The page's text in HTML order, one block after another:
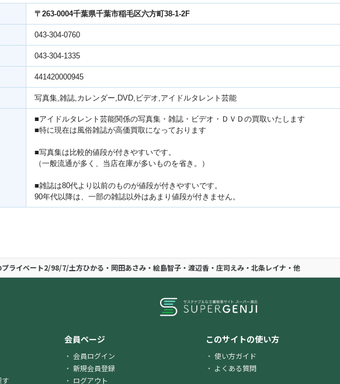
〒263-0004千葉県千葉市稲毛区六方町38-1-2F
043-304-0760
043-304-1335
441420000945
写真集,雑誌,カレンダー,DVD,ビデオ,アイドルタレント芸能
■アイドルタレント芸能関係の写真集・雑誌・ビデオ・ＤＶＤの買取いたします
■特に現在は風俗雑誌が高価買取になっております
■写真集は比較的値段が付きやすいです。
（一般流通が多く、当店在庫が多いものを省き。）
■雑誌は80代より以前のものが値段が付きやすいです。
90年代以降は、一部の雑誌以外はあまり値段が付きません。
ライベート2/98/7/土方ひかる・岡田あさみ・絵島智子・渡辺香・庄司えみ・北条レイナ・他
す
会員ページ
会員ログイン
新規会員登録
ログアウト
このサイトの使い方
使い方ガイド
よくある質問